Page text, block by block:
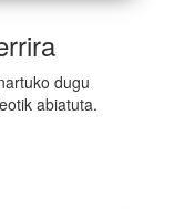
dugu
abiatuta.